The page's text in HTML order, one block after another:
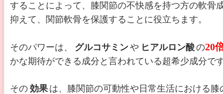
することによって、膝関節の不快感を持つ方の軟骨
抑えて、関節軟骨を保護することに役立ちます。
そのパワーは、 グルコサミンや ヒアルロン酸の20
かな期待ができる成分と言われている超希少成分で
その 効果 は、膝関節の可動性や日常生活における